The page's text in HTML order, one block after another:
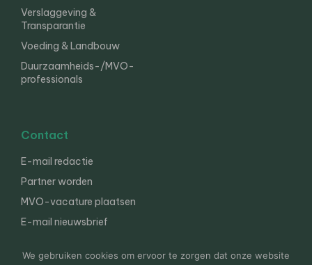
Verslaggeving &
Transparantie
Voeding & Landbouw
Duurzaamheids-/MVO-
professionals
Contact
E-mail redactie
Partner worden
MVO-vacature plaatsen
E-mail nieuwsbrief
We gebruiken cookies om ervoor te zorgen dat onze website